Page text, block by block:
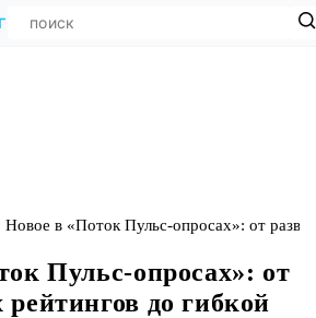
Новое в «Поток Пульс-опросах»: от
Пульс-опросах»: от
рейтингов до гибкой